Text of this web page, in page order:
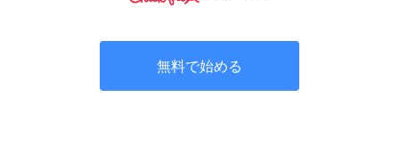
無料で始める